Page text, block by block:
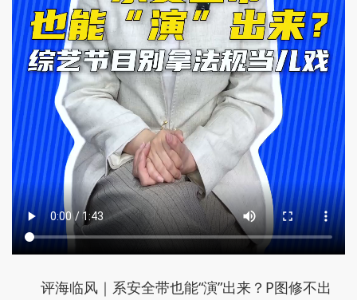
评海临风｜系安全带也能“演”出来？P图修不出